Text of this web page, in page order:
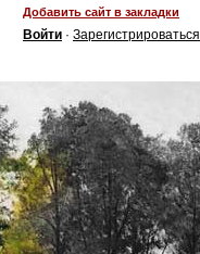
Добавить сайт в закладки
Войти · Зарегистрироваться